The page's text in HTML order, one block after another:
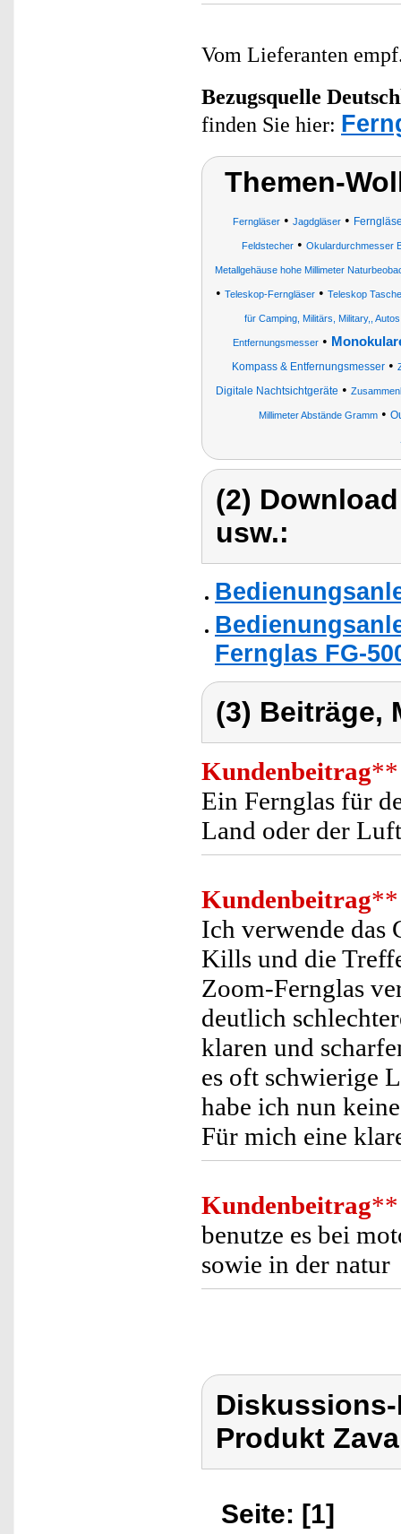
Vom Lieferanten
Bezugsquelle
finden Sie hier:
Themen-
Ferngläser • Jagdgläser •
Feldstecher • Okulardurchmesser
Metallgehäuse hohe Millimeter
• Teleskop-Ferngläser• Teleskop
für Camping, Militärs, Military,,
Entfernungsmesser •
Kompass & Entfernungsmesser•
Digitale Nachtsichtgeräte •
Millimeter Abstände Gramm •
(2)
usw.:
Fernglas FG-
(3) Beiträge,
Kundenbeitrag**
Ein Fernglas für
Land oder der
Kundenbeitrag**
Ich verwende das
Kills und die
Zoom-Fernglas
deutlich
klaren und
es oft schwierige
habe ich nun
Für mich eine
Kundenbeitrag**
benutze es bei
sowie in der natur
Produkt
Seite: [1]